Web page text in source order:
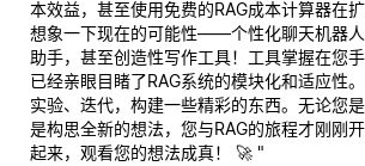
本效益，甚至使用免费的RAG成本计算器在扩
想象一下现在的可能性——个性化聊天机器
助手，甚至创造性写作工具！工具掌握在您
已经亲眼目睹了RAG系统的模块化和适应
实验、迭代，构建一些精彩的东西。无论您
是构思全新的想法，您与RAG的旅程才刚刚
起来，观看您的想法成真！ 🚀 "